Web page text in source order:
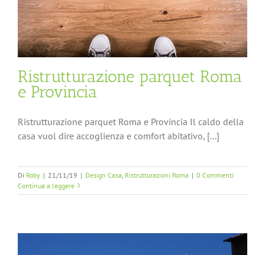
Ristrutturazione parquet Roma
e Provincia
Ristrutturazione parquet Roma e Provincia Il caldo della
casa vuol dire accoglienza e comfort abitativo, [...]
Di Roby | 21/11/19 | Design Casa Ristrutturazioni Roma | 0 Commenti
Continua a leggere